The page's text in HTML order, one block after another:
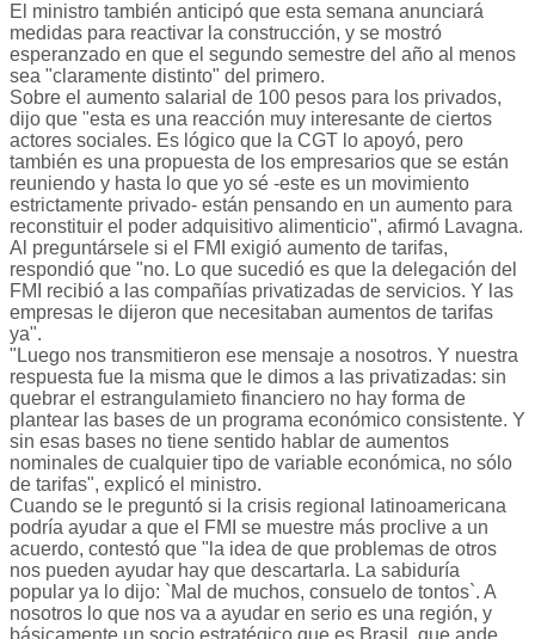
El ministro también anticipó que esta semana anunciará
medidas para reactivar la construcción, y se mostró
esperanzado en que el segundo semestre del año al menos
sea "claramente distinto" del primero.
Sobre el aumento salarial de 100 pesos para los privados,
dijo que "esta es una reacción muy interesante de ciertos
actores sociales. Es lógico que la CGT lo apoyó, pero
también es una propuesta de los empresarios que se están
reuniendo y hasta lo que yo sé -este es un movimiento
estrictamente privado- están pensando en un aumento para
reconstituir el poder adquisitivo alimenticio", afirmó Lavagna.
Al preguntársele si el FMI exigió aumento de tarifas,
respondió que "no. Lo que sucedió es que la delegación del
FMI recibió a las compañías privatizadas de servicios. Y las
empresas le dijeron que necesitaban aumentos de tarifas
ya".
"Luego nos transmitieron ese mensaje a nosotros. Y nuestra
respuesta fue la misma que le dimos a las privatizadas: sin
quebrar el estrangulamieto financiero no hay forma de
plantear las bases de un programa económico consistente. Y
sin esas bases no tiene sentido hablar de aumentos
nominales de cualquier tipo de variable económica, no sólo
de tarifas", explicó el ministro.
Cuando se le preguntó si la crisis regional latinoamericana
podría ayudar a que el FMI se muestre más proclive a un
acuerdo, contestó que "la idea de que problemas de otros
nos pueden ayudar hay que descartarla. La sabiduría
popular ya lo dijo: `Mal de muchos, consuelo de tontos`. A
nosotros lo que nos va a ayudar en serio es una región, y